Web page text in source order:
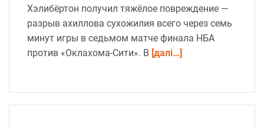
Хэлибёртон получил тяжёлое повреждение —
разрыв ахиллова сухожилия всего через семь
минут игры в седьмом матче финала НБА
против «Оклахома-Сити». В [далі…]